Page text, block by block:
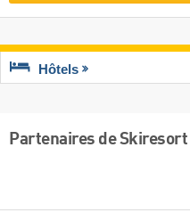
Hôtels
Partenaires de Skiresort